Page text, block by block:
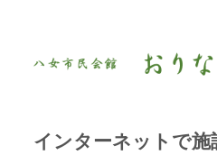
インターネットで